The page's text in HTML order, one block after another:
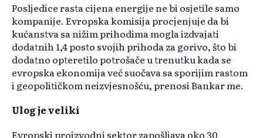
Posljedice rasta cijena energije ne bi osjetile samo
kompanije. Evropska komisija procjenjuje da bi
kućanstva sa nižim prihodima mogla izdvajati
dodatnih 1,4 posto svojih prihoda za gorivo, što bi
dodatno opteretilo potrošače u trenutku kada se
evropska ekonomija već suočava sa sporijim rastom
i geopolitičkom neizvjesnošću, prenosi Bankar me.
Ulog je veliki
Evropski proizvodni sektor zapošljava oko 30